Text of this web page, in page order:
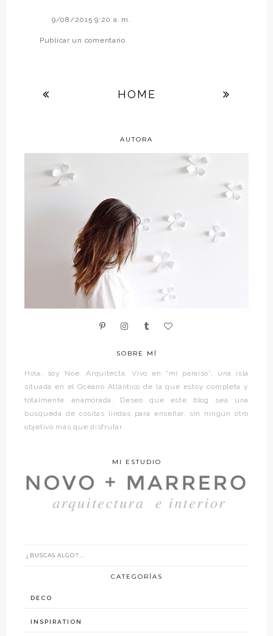
9/08/2015 9:20 a. m.
Publicar un comentario
HOME
AUTORA
SOBRE MÍ
Hola, soy Noe. Arquitecta. Vivo en “mi paraíso”, una isla
situada en el Océano Atlántico de la que estoy completa y
totalmente enamorada. Deseo que este blog sea una
búsqueda de cositas lindas para enseñar, sin ningún otro
objetivo más que disfrutar.
MI ESTUDIO
CATEGORÍAS
DECO
INSPIRATION